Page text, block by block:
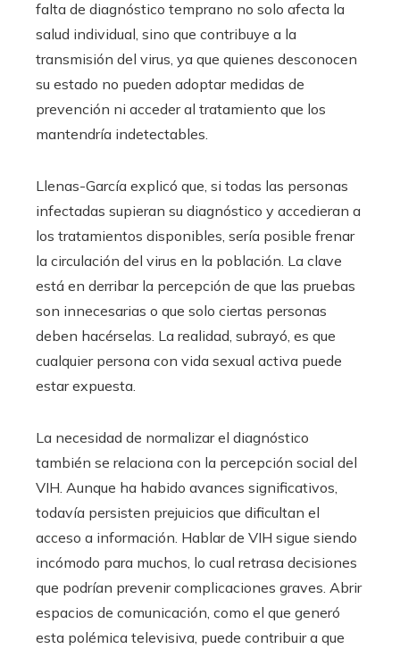
falta de diagnóstico temprano no solo afecta la
salud individual, sino que contribuye a la
transmisión del virus, ya que quienes desconocen
su estado no pueden adoptar medidas de
prevención ni acceder al tratamiento que los
mantendría indetectables.
Llenas-García explicó que, si todas las personas
infectadas supieran su diagnóstico y accedieran a
los tratamientos disponibles, sería posible frenar
la circulación del virus en la población. La clave
está en derribar la percepción de que las pruebas
son innecesarias o que solo ciertas personas
deben hacérselas. La realidad, subrayó, es que
cualquier persona con vida sexual activa puede
estar expuesta.
La necesidad de normalizar el diagnóstico
también se relaciona con la percepción social del
VIH. Aunque ha habido avances significativos,
todavía persisten prejuicios que dificultan el
acceso a información. Hablar de VIH sigue siendo
incómodo para muchos, lo cual retrasa decisiones
que podrían prevenir complicaciones graves. Abrir
espacios de comunicación, como el que generó
esta polémica televisiva, puede contribuir a que